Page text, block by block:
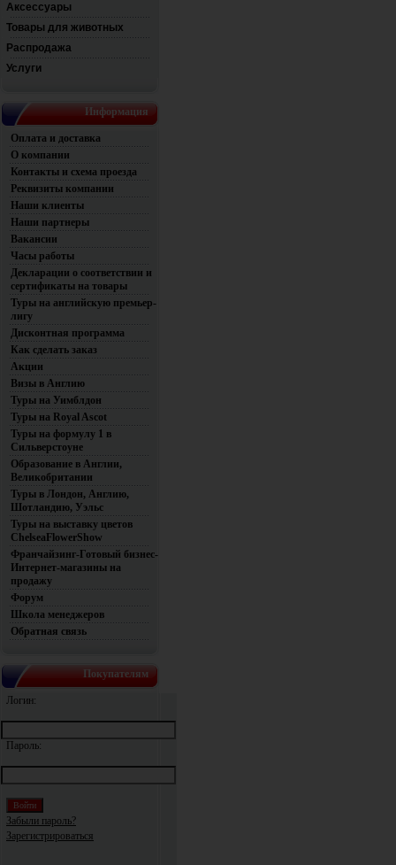
Аксессуары
Товары для животных
Распродажа
Услуги
Информация
Оплата и доставка
О компании
Контакты и схема проезда
Реквизиты компании
Наши клиенты
Наши партнеры
Вакансии
Часы работы
Декларации о соответствии и
сертификаты на товары
Туры на английскую премьер-
лигу
Дисконтная программа
Как сделать заказ
Акции
Визы в Англию
Туры на Уимблдон
Туры на Royal Ascot
Туры на формулу 1 в
Сильверстоуне
Образование в Англии,
Великобритании
Туры в Лондон, Англию,
Шотландию, Уэльс
Туры на выставку цветов
ChelseaFlowerShow
Франчайзинг-Готовый бизнес-
Интернет-магазины на
продажу
Форум
Школа менеджеров
Обратная связь
Покупателям
Логин:
Пароль:
Забыли пароль?
Зарегистрироваться